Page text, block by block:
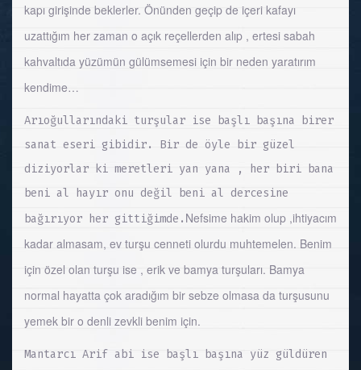
kapı girişinde beklerler. Önünden geçip de içeri kafayı
uzattığım her zaman o açık reçellerden alıp , ertesi sabah
kahvaltıda yüzümün gülümsemesi için bir neden yaratırım
kendime…
Arıoğullarındaki turşular ise başlı başına birer
sanat eseri gibidir. Bir de öyle bir güzel
diziyorlar ki meretleri yan yana , her biri bana
beni al hayır onu değil beni al dercesine
bağırıyor her gittiğimde. Nefsime hakim olup ,ihtiyacım
kadar almasam, ev turşu cenneti olurdu muhtemelen. Benim
için özel olan turşu ise , erik ve bamya turşuları. Bamya
normal hayatta çok aradığım bir sebze olmasa da turşusunu
yemek bir o denli zevkli benim için.
Mantarcı Arif abi ise başlı başına yüz güldüren